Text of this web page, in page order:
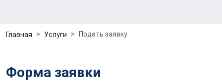
Главная Услуги Подать заявку
Форма заявки